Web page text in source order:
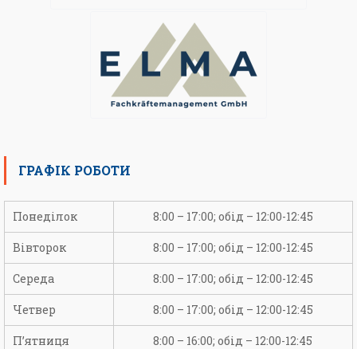
ГРАФІК РОБОТИ
Понеділок 8:00 – 17:00; обід – 12:00-12:45
Вівторок 8:00 – 17:00; обід – 12:00-12:45
Середа 8:00 – 17:00; обід – 12:00-12:45
Четвер 8:00 – 17:00; обід – 12:00-12:45
П’ятниця 8:00 – 16:00; обід – 12:00-12:45